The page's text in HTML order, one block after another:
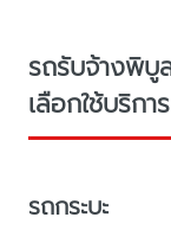
รถรับจ้างพิบู
เลือกใช้บริการ
รถกระบะ